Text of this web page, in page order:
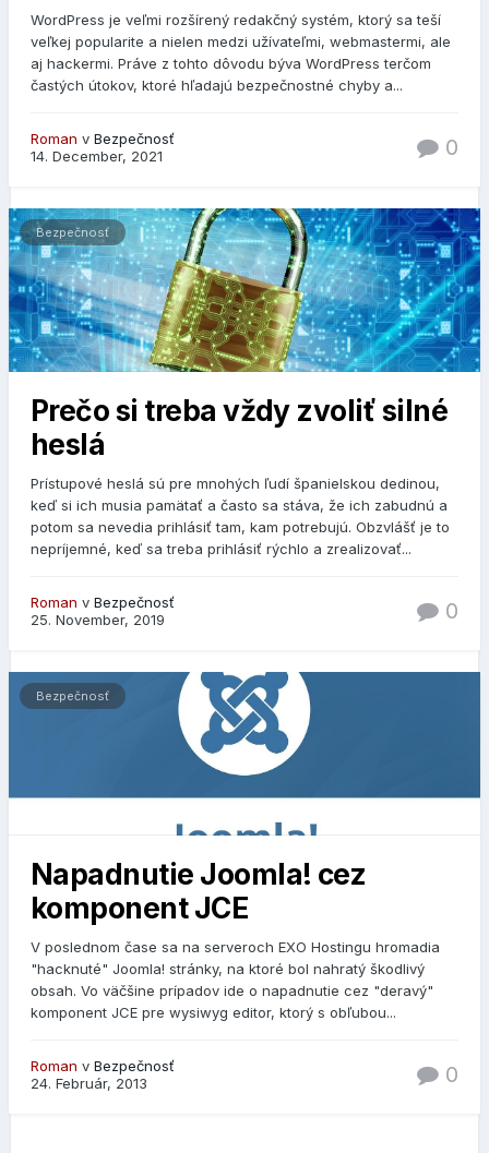
WordPress je veľmi rozšírený redakčný systém, ktorý sa teší
veľkej popularite a nielen medzi užívateľmi, webmastermi, ale
aj hackermi. Práve z tohto dôvodu býva WordPress terčom
častých útokov, ktoré hľadajú bezpečnostné chyby a...
Roman v Bezpečnosť
14. December, 2021
0
Bezpečnosť
Prečo si treba vždy zvoliť silné
heslá
Prístupové heslá sú pre mnohých ľudí španielskou dedinou,
keď si ich musia pamätať a často sa stáva, že ich zabudnú a
potom sa nevedia prihlásiť tam, kam potrebujú. Obzvlášť je to
nepríjemné, keď sa treba prihlásiť rýchlo a zrealizovať...
Roman v Bezpečnosť
25. November, 2019
0
Bezpečnosť
Napadnutie Joomla! cez
komponent JCE
V poslednom čase sa na serveroch EXO Hostingu hromadia
"hacknuté" Joomla! stránky, na ktoré bol nahratý škodlivý
obsah. Vo väčšine prípadov ide o napadnutie cez "deravý"
komponent JCE pre wysiwyg editor, ktorý s obľubou...
Roman v Bezpečnosť
24. Február, 2013
0